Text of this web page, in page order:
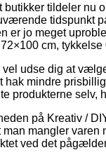
butikker tildeler nu
tidspunkt
er jo meget
cm,
vel udse dig at
hak mindre
produkterne selv,
på Kreativ /
man mangler varen
ved det